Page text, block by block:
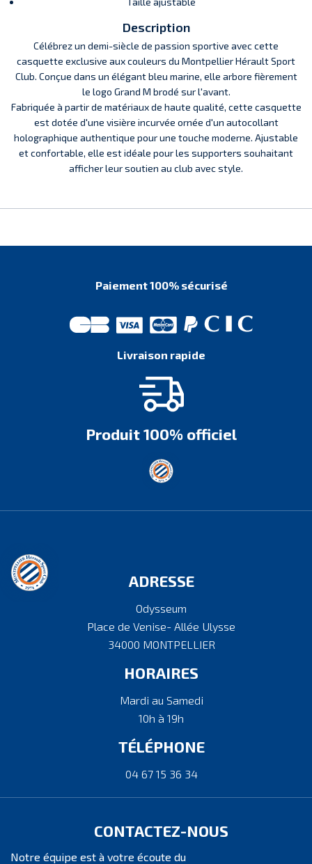
Description
Célébrez un demi-siècle de passion sportive avec cette
casquette exclusive aux couleurs du Montpellier Hérault Sport
Club. Conçue dans un élégant bleu marine, elle arbore fièrement
le logo Grand M brodé sur l'avant.
Fabriquée à partir de matériaux de haute qualité, cette casquette
est dotée d'une visière incurvée ornée d'un autocollant
holographique authentique pour une touche moderne. Ajustable
et confortable, elle est idéale pour les supporters souhaitant
afficher leur soutien au club avec style.
Paiement 100% sécurisé
Livraison rapide
Produit 100% officiel
ADRESSE
Odysseum
Place de Venise- Allée Ulysse
34000 MONTPELLIER
HORAIRES
Mardi au Samedi
10h à 19h
TÉLÉPHONE
04 67 15 36 34
CONTACTEZ-NOUS
Notre équipe est à votre écoute du